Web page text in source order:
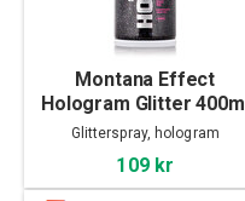
Montana Effect
Hologram Glitter 400ml
Glitterspray, hologram
109 kr